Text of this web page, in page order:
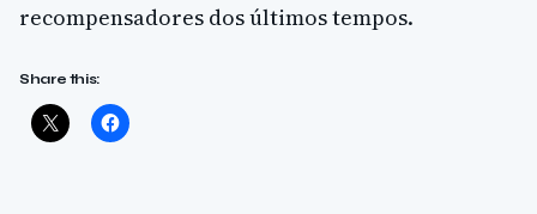
recompensadores dos últimos tempos.
Share this: